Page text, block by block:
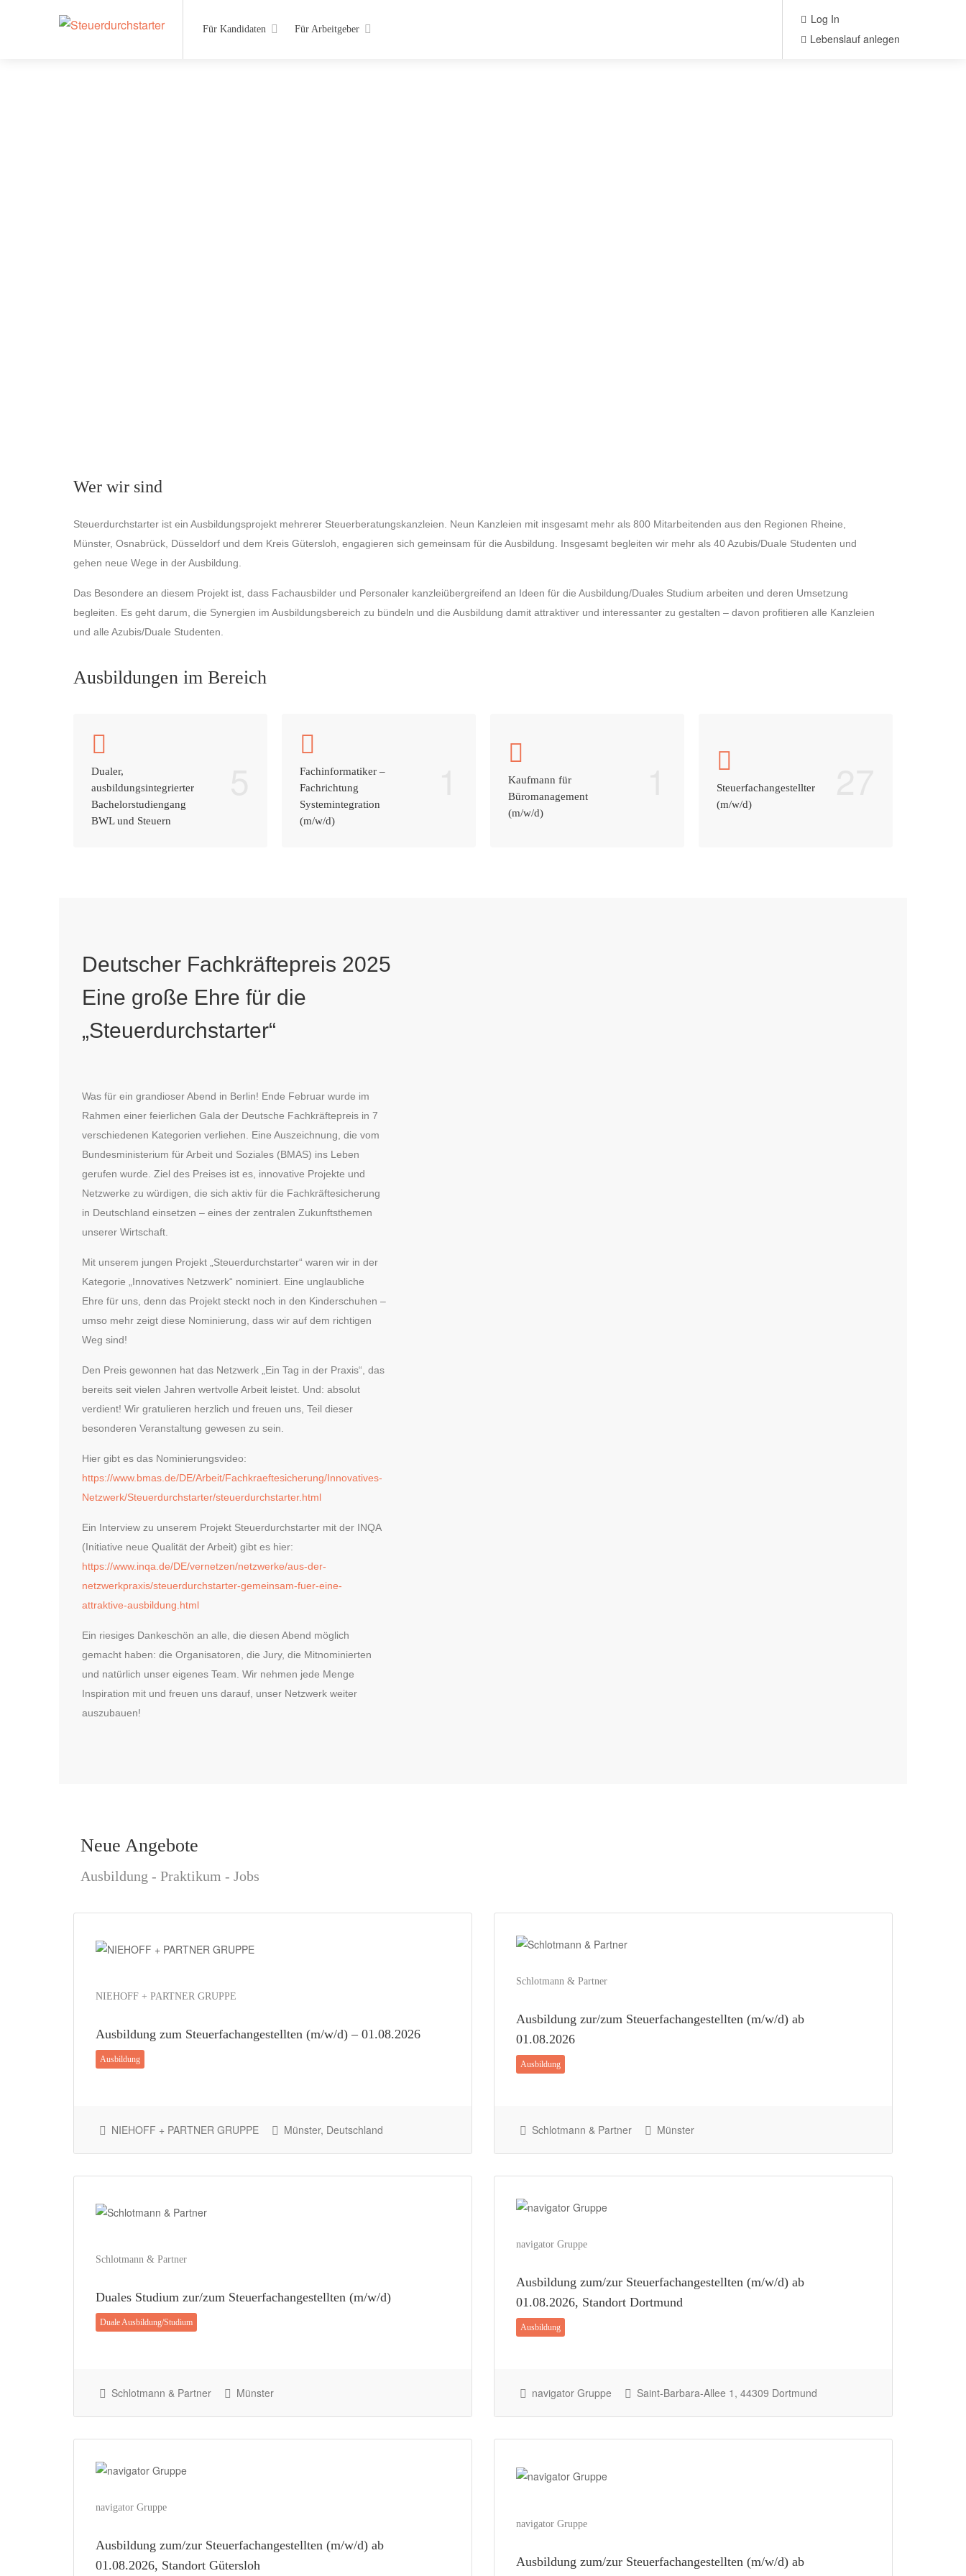
Für Kandidaten Für Arbeitgeber
Log In
Lebenslauf anlegen
Wer wir sind
Steuerdurchstarter ist ein Ausbildungsprojekt mehrerer Steuerberatungskanzleien. Neun Kanzleien mit insgesamt mehr als 800 Mitarbeitenden aus den Regionen Rheine,
Münster, Osnabrück, Düsseldorf und dem Kreis Gütersloh, engagieren sich gemeinsam für die Ausbildung. Insgesamt begleiten wir mehr als 40 Azubis/Duale Studenten und
gehen neue Wege in der Ausbildung.
Das Besondere an diesem Projekt ist, dass Fachausbilder und Personaler kanzleiübergreifend an Ideen für die Ausbildung/Duales Studium arbeiten und deren Umsetzung
begleiten. Es geht darum, die Synergien im Ausbildungsbereich zu bündeln und die Ausbildung damit attraktiver und interessanter zu gestalten – davon profitieren alle Kanzleien
und alle Azubis/Duale Studenten.
Ausbildungen im Bereich
Dualer,
ausbildungsintegrierter
Bachelorstudiengang
BWL und Steuern
Fachinformatiker –
Fachrichtung
Systemintegration
(m/w/d)
Kaufmann für
Büromanagement
(m/w/d)
Steuerfachangestellter
(m/w/d)
Deutscher Fachkräftepreis 2025
Eine große Ehre für die
„Steuerdurchstarter“
Was für ein grandioser Abend in Berlin! Ende Februar wurde im
Rahmen einer feierlichen Gala der Deutsche Fachkräftepreis in 7
verschiedenen Kategorien verliehen. Eine Auszeichnung, die vom
Bundesministerium für Arbeit und Soziales (BMAS) ins Leben
gerufen wurde. Ziel des Preises ist es, innovative Projekte und
Netzwerke zu würdigen, die sich aktiv für die Fachkräftesicherung
in Deutschland einsetzen – eines der zentralen Zukunftsthemen
unserer Wirtschaft.
Mit unserem jungen Projekt „Steuerdurchstarter“ waren wir in der
Kategorie „Innovatives Netzwerk“ nominiert. Eine unglaubliche
Ehre für uns, denn das Projekt steckt noch in den Kinderschuhen –
umso mehr zeigt diese Nominierung, dass wir auf dem richtigen
Weg sind!
Den Preis gewonnen hat das Netzwerk „Ein Tag in der Praxis“, das
bereits seit vielen Jahren wertvolle Arbeit leistet. Und: absolut
verdient! Wir gratulieren herzlich und freuen uns, Teil dieser
besonderen Veranstaltung gewesen zu sein.
Hier gibt es das Nominierungsvideo:
https://www.bmas.de/DE/Arbeit/Fachkraeftesicherung/Innovatives-
Netzwerk/Steuerdurchstarter/steuerdurchstarter.html
Ein Interview zu unserem Projekt Steuerdurchstarter mit der INQA
(Initiative neue Qualität der Arbeit) gibt es hier:
https://www.inqa.de/DE/vernetzen/netzwerke/aus-der-
netzwerkpraxis/steuerdurchstarter-gemeinsam-fuer-eine-
attraktive-ausbildung.html
Ein riesiges Dankeschön an alle, die diesen Abend möglich
gemacht haben: die Organisatoren, die Jury, die Mitnominierten
und natürlich unser eigenes Team. Wir nehmen jede Menge
Inspiration mit und freuen uns darauf, unser Netzwerk weiter
auszubauen!
Neue Angebote
Ausbildung - Praktikum - Jobs
NIEHOFF + PARTNER GRUPPE
Ausbildung zum Steuerfachangestellten (m/w/d) – 01.08.2026
Ausbildung
NIEHOFF + PARTNER GRUPPE Münster, Deutschland
Schlotmann & Partner
Ausbildung zur/zum Steuerfachangestellten (m/w/d) ab
01.08.2026
Ausbildung
Schlotmann & Partner Münster
Schlotmann & Partner
Duales Studium zur/zum Steuerfachangestellten (m/w/d)
Duale Ausbildung/Studium
Schlotmann & Partner Münster
navigator Gruppe
Ausbildung zum/zur Steuerfachangestellten (m/w/d) ab
01.08.2026, Standort Dortmund
Ausbildung
navigator Gruppe Saint-Barbara-Allee 1, 44309 Dortmund
navigator Gruppe
Ausbildung zum/zur Steuerfachangestellten (m/w/d) ab
01.08.2026, Standort Gütersloh
navigator Gruppe
Ausbildung zum/zur Steuerfachangestellten (m/w/d) ab